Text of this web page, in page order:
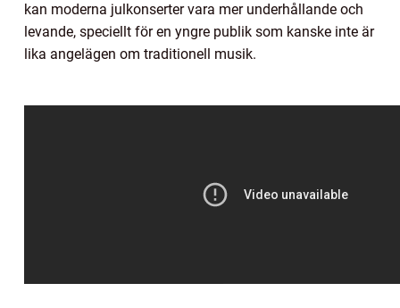
kan moderna julkonserter vara mer underhållande och
levande, speciellt för en yngre publik som kanske inte är
lika angelägen om traditionell musik.